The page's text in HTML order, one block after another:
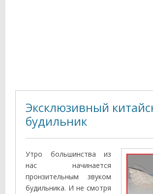
Эксклюзивный
будильник
Утро большинства из
нас начинается
пронзительным звуком
будильника. И не смотря